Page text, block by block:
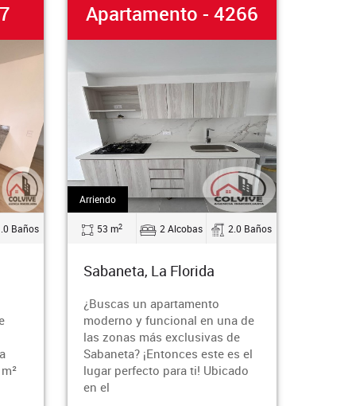
Apartamento - 4266
Arriendo
53 m2 2 Alcobas 2.0 Baños
Sabaneta, La Florida
¿Buscas un apartamento
moderno y funcional en una de
las zonas más exclusivas de
Sabaneta? ¡Entonces este es el
lugar perfecto para ti! Ubicado
en el